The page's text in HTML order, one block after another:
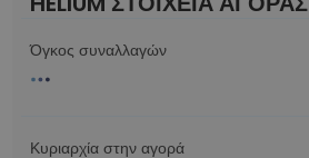
Όγκος συναλλαγών
Κυριαρχία στην αγορά